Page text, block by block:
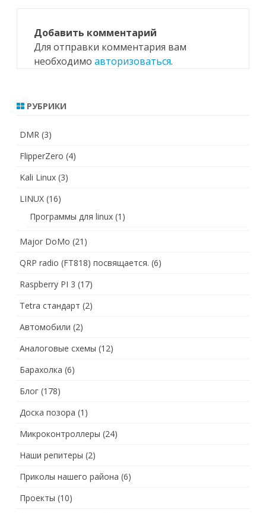
Добавить комментарий
Для отправки комментария вам
необходимо авторизоваться.
РУБРИКИ
DMR (3)
FlipperZero (4)
Kali Linux (3)
LINUX (16)
Программы для linux (1)
Major DoMo (21)
QRP radio (FT818) посвящается. (6)
Raspberry PI 3 (17)
Tetra стандарт (2)
Автомобили (2)
Аналоговые схемы (12)
Барахолка (6)
Блог (178)
Доска позора (1)
Микроконтроллеры (24)
Наши репитеры (2)
Приколы нашего района (6)
Проекты (10)